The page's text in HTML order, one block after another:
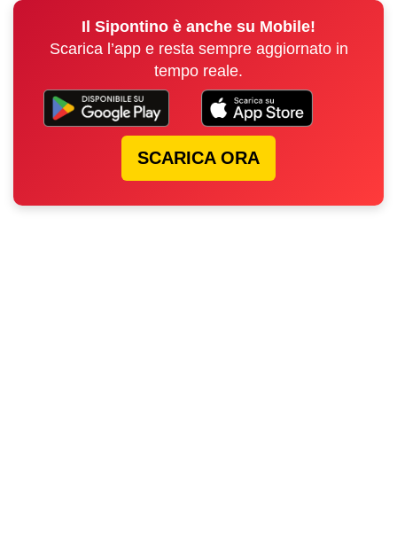
Il Sipontino è anche su Mobile!
Scarica l’app e resta sempre aggiornato in
tempo reale.
SCARICA ORA